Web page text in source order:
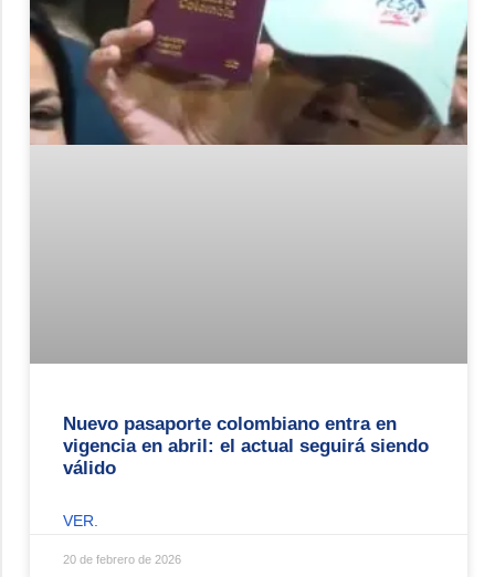
Nuevo pasaporte colombiano entra en
vigencia en abril: el actual seguirá siendo
válido
VER.
20 de febrero de 2026